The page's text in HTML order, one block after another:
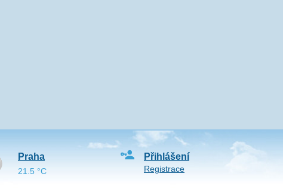
Přihlášení
Registrace
Praha
21.5 °C